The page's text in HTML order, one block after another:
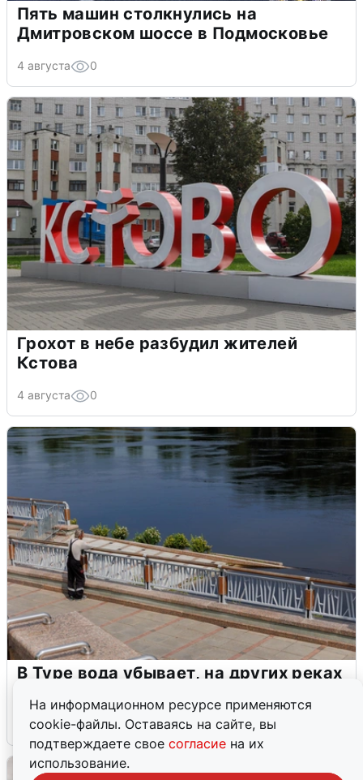
На информационном ресурсе применяются
cookie-файлы. Оставаясь на сайте, вы
подтверждаете свое согласие на их
использование.
Пять машин столкнулись на
Дмитровском шоссе в Подмосковье
4 августа 0
Грохот в небе разбудил жителей
Кстова
4 августа 0
В Туре вода убывает, на других реках
4 августа 0